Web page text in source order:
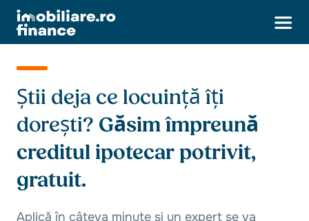
Știi deja ce locuință îți
dorești? Găsim împreună
creditul ipotecar potrivit,
gratuit.
Aplică în câteva minute și un expert se va